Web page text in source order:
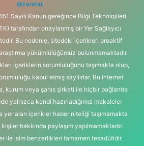
@karabul
Sayılı Kanun gereğince Bilgi Teknolojileri
tarafından onaylanmış bir Yer Sağlayıcı
Bu nedenle, sitedeki içerikleri proaktif
yükümlülüğümüz bulunmamaktadır.
içeriklerin sorumluluğunu taşımakta olup,
kabul etmiş sayılırlar. Bu internet
kurum veya şahıs şirketi ile hiçbir bağlantısı
yalnızca kendi hazırladığımız makaleler
yer alan içerikler haber niteliği taşımamakta
hakkında paylaşım yapılmamaktadır.
ile isim benzerlikleri tamamen tesadüfidir.